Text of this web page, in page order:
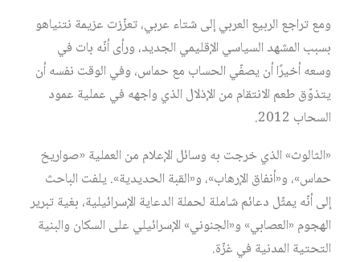
ومع تراجع الربيع العربي إلى شتاء عربي، تعزّزت عزيمة نتنياهو
بسبب المشهد السياسي الإقليمي الجديد، ورأى أنّه بات في
وسعه أخيرًا أن يصفّي الحساب مع حماس، وفي الوقت نفسه أن
يتذوّق طعم الانتقام من الإذلال الذي واجهه في عملية عمود
السحاب 2012.
«الثالوث» الذي خرجت به وسائل الإعلام من العملية «صواريخ
حماس»، و«أنفاق الإرهاب»، و«القبة الحديدية». يلفت الباحث
إلى أنّه يمثّل دعائم شاملة لحملة الدعاية الإسرائيلية، بغية تبرير
الهجوم «العصابي» و«الجنوني» الإسرائيلي على السكان والبنية
التحتية المدنية في غزّة.